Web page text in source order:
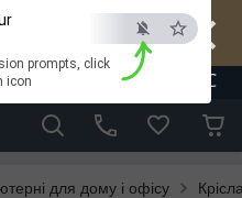
×
ESC
prompts, click
icon
для дому і офісу